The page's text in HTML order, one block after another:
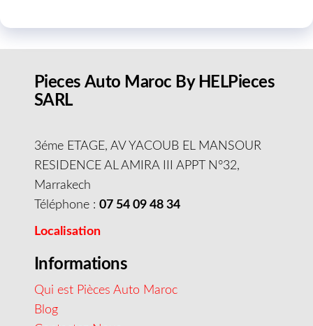
Pieces Auto Maroc By HELPieces
SARL
3éme ETAGE, AV YACOUB EL MANSOUR
RESIDENCE AL AMIRA III APPT N°32,
Marrakech
Téléphone : 07 54 09 48 34
Localisation
Informations
Qui est Pièces Auto Maroc
Blog